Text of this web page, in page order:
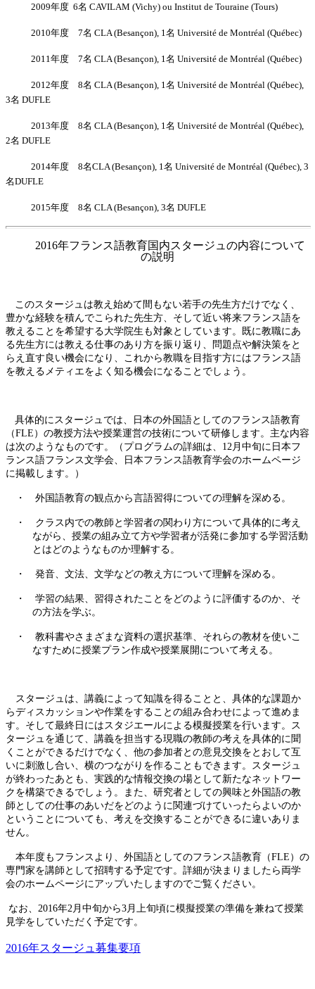
2009年度6名 CAVILAM (Vichy) ou Institut de Touraine (Tours)
2010年度 7名 CLA (Besançon), 1 名 Université de Montréal (Québec)
2011 年度 7名 CLA (Besançon), 1 名 Université de Montréal (Québec)
2012年度 8名 CLA (Besançon), 1 名 Université de Montréal (Québec),
3名 DUFLE
2013年度 8名 CLA (Besançon), 1 名 Université de Montréal (Québec),
2名 DUFLE
2014年度 8名CLA (Besançon), 1 名 Université de Montréal (Québec), 3
名DUFLE
2015年度 8名 CLA (Besançon), 3名 DUFLE
2016年フランス語教育国内スタージュの内容について
の説明
このスタージュは教え始めて間もない若手の先生方だけでなく、
豊かな経験を積んでこられた先生方、そして近い将来フランス語を
教えることを希望する大学院生も対象としています。既に教職にあ
る先生方には教える仕事のあり方を振り返り、問題点や解決策をと
らえ直す良い機会になり、これから教職を目指す方にはフランス語
を教えるメティエをよく知る機会になることでしょう。
具体的にスタージュでは、日本の外国語としてのフランス語教育
（FLE ）の教授方法や授業運営の技術について研修します。主な内容
は次のようなものです。（プログラムの詳細は、 12 月中旬に日本フ
ランス語フランス文学会、日本フランス語教育学会のホームページ
に掲載します。
）
・ 外国語教育の観点から言語習得についての理解を深める。
・
クラス内での教師と学習者の関わり方について具体的に考え
ながら、授業の組み立て方や学習者が活発に参加する学習活動
とはどのようなものか理解する。
・ 発音、文法、文学などの教え方について理解を深める。
・
学習の結果、習得されたことをどのように評価するのか、そ
の方法を学ぶ。
・
教科書やさまざまな資料の選択基準、それらの教材を使いこ
なすために授業プラン作成や授業展開について考える。
スタージュは、講義によって知識を得ることと、具体的な課題か
らディスカッションや作業をすることの組み合わせによって進めま
す。そして最終日にはスタジエールによる模擬授業を行います。ス
タージュを通じて、講義を担当する現職の教師の考えを具体的に聞
くことができるだけでなく、他の参加者との意見交換をとおして互
いに刺激し合い、横のつながりを作ることもできます。スタージュ
が終わったあとも、実践的な情報交換の場として新たなネットワー
クを構築できるでしょう。また、研究者としての興味と外国語の教
師としての仕事のあいだをどのように関連づけていったらよいのか
ということについても、考えを交換することができるに違いありま
せん。
本年度もフランスより、外国語としてのフランス語教育（FLE ）の
専門家を講師として招聘する予定です。詳細が決まりましたら両学
会のホームページにアップいたしますのでご覧ください。
なお、 2016年2 月中旬から3 月上旬頃に模擬授業の準備を兼ねて授業
見学をしていただく予定です。
2016年スタージュ募集要項